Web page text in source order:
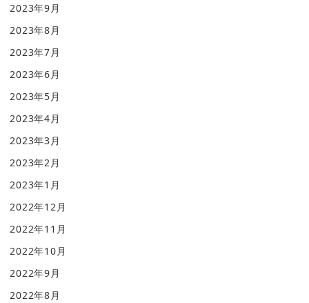
2023年9月
2023年8月
2023年7月
2023年6月
2023年5月
2023年4月
2023年3月
2023年2月
2023年1月
2022年12月
2022年11月
2022年10月
2022年9月
2022年8月